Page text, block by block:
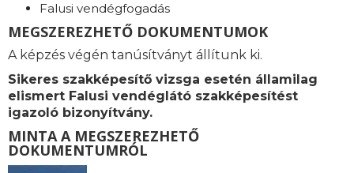
Falusi vendégfogadás
MEGSZEREZHETŐ DOKUMENTUMOK
A képzés végén tanúsítványt állítunk ki.
Sikeres szakképesítő vizsga esetén államilag
elismert Falusi vendéglátó szakképesítést
igazoló bizonyítvány.
MINTA A MEGSZEREZHETŐ
DOKUMENTUMRÓL